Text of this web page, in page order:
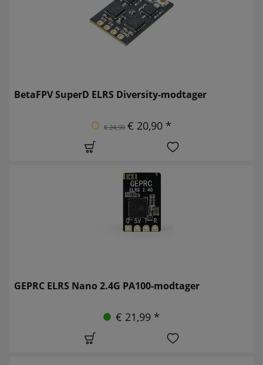
BetaFPV SuperD ELRS Diversity-modtager
€ 24,90 € 20,90 *
GEPRC ELRS Nano 2.4G PA100-modtager
€ 21,99 *